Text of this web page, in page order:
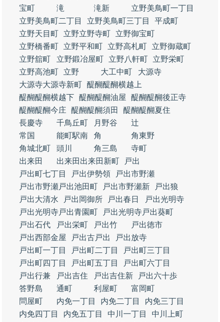
宝町
滝 滝新
立野美鳥町一丁目
立野美鳥町二丁目
立野美鳥町三丁目
平成町
立野天目町
立野立野寺町
立野御宝町
立野橋番町
立野平和町 立野高札町
立野御蔵町
立野舘町
立野鍛冶屋町 立野八軒町
立野栄町
立野高池町
立野 大工中町
大源寺
大源寺大源寺新町 醍醐醍醐横越上
醍醐醍醐横越下 醍醐醍醐油屋
醍醐醍醐後正寺
醍醐醍醐今庄
醍醐醍醐須田
醍醐醍醐夏住
長慶寺
千鳥丘町 月野谷
辻
常国
能町駅南 角
角東野
角城北町
頭川 角三島
寺町
出来田
出来田出来田新町
戸出
戸出町七丁目
戸出伊勢領
戸出市野瀬
戸出市野瀬戸出池田町
戸出市野瀬新
戸出狼
戸出大清水
戸出岡御所 戸出春日
戸出光明寺
戸出光明寺戸出青園町
戸出光明寺戸出葵町
戸出石代
戸出栄町 戸出竹
戸出徳市
戸出西部金屋
戸出古戸出
戸出放寺
戸出町一丁目
戸出町二丁目
戸出町三丁目
戸出町四丁目
戸出町五丁目
戸出町六丁目
戸出行兼
戸出吉住 戸出吉住新
戸出六十歩
答野島
通町 利屋町
富岡町
問屋町
内免一丁目 内免二丁目
内免三丁目
内免四丁目
内免五丁目 中川一丁目
中川上町